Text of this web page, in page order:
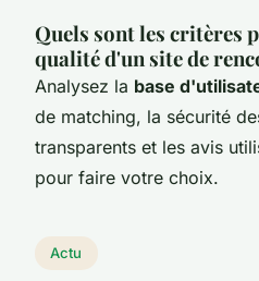
Quels sont les critères
qualité d'un site de
Analysez la base
de matching, la sécurité
transparents et les avis
pour faire votre choix.
Actu